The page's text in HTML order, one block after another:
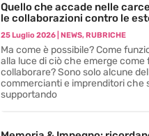
Quello che accade nelle
le collaborazioni contro le
25 Luglio 2026| NEWS, RUBRICHE
Ma come è possibile? Come
alla luce di ciò che emerge
collaborare? Sono solo alcune
commercianti e imprenditori che
supportando